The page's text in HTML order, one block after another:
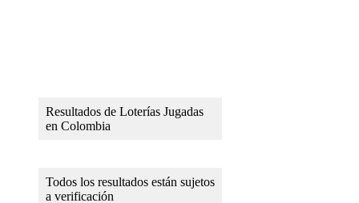
Resultados de Loterías Jugadas
en Colombia
Todos los resultados están sujetos
a verificación